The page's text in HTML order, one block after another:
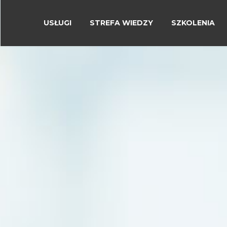
USŁUGI STREFA WIEDZY SZKOLENIA